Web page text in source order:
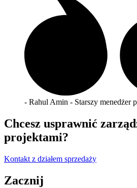
- Rahul Amin - Starszy menedżer
Chcesz usprawnić
projektami?
Kontakt z działem sprzedaży
Zacznij